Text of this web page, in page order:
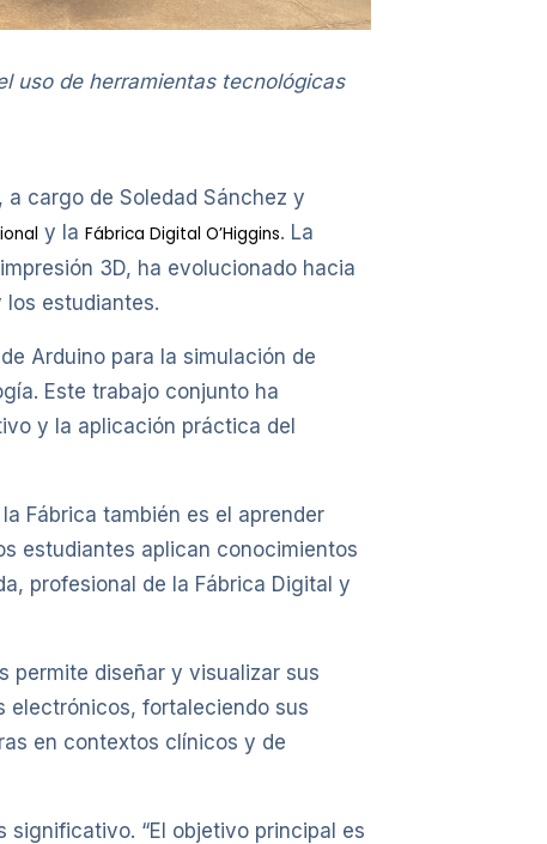
uso de herramientas tecnológicas
cargo de Soledad Sánchez y
y la Fábrica Digital O’Higgins. La
3D, ha evolucionado hacia
estudiantes.
Arduino para la simulación de
Este trabajo conjunto ha
y la aplicación práctica del
Fábrica también es el aprender
estudiantes aplican conocimientos
profesional de la Fábrica Digital y
permite diseñar y visualizar sus
electrónicos, fortaleciendo sus
en contextos clínicos y de
significativo. “El objetivo principal es